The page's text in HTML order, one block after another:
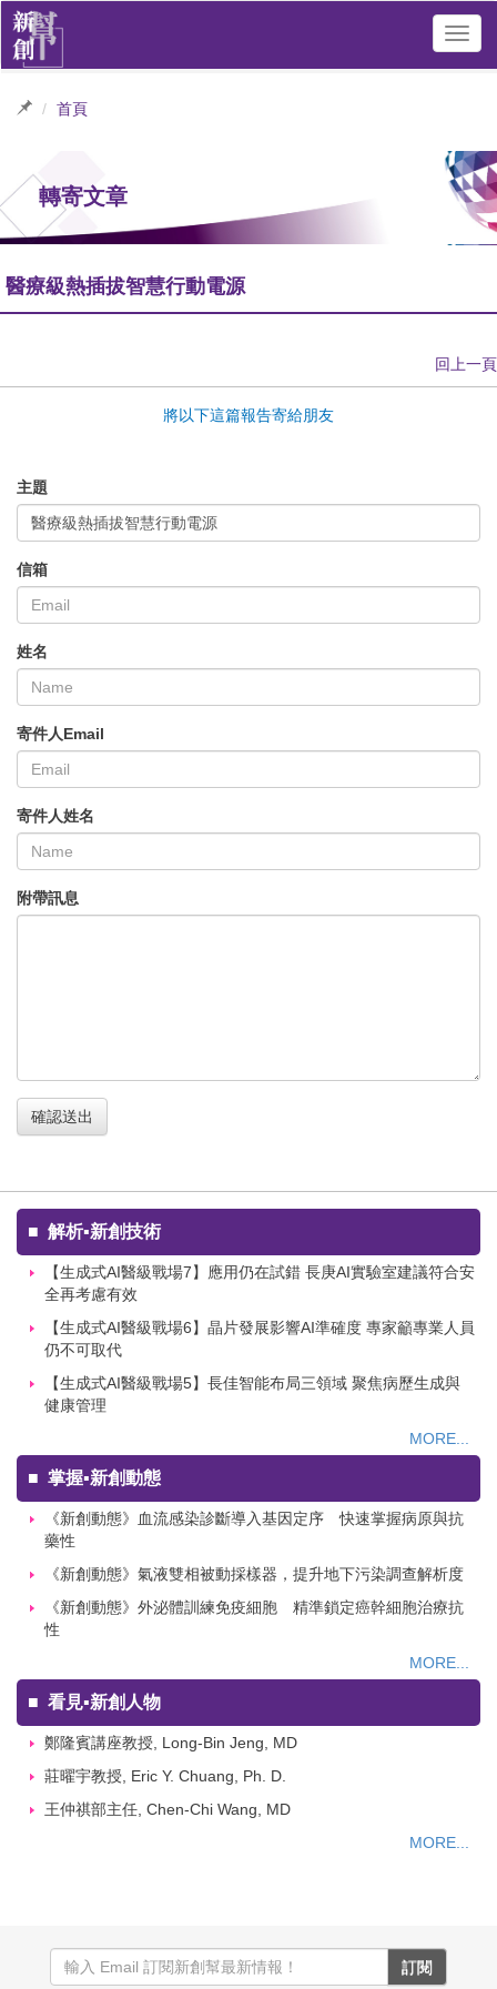
首頁
轉寄文章
醫療級熱插拔智慧行動電源
回上一頁
將以下這篇報告寄給朋友
主題
醫療級熱插拔智慧行動電源
信箱
姓名
寄件人Email
寄件人姓名
附帶訊息
確認送出
■ 解析▪新創技術
【生成式AI醫級戰場7】應用仍在試錯 長庚AI實驗室建議符合安
全再考慮有效
【生成式AI醫級戰場6】晶片發展影響AI準確度 專家籲專業人員
仍不可取代
【生成式AI醫級戰場5】長佳智能布局三領域 聚焦病歷生成與
健康管理
MORE...
■ 掌握▪新創動態
《新創動態》血流感染診斷導入基因定序 快速掌握病原與抗
藥性
《新創動態》氣液雙相被動採樣器，提升地下污染調查解析度
《新創動態》外泌體訓練免疫細胞 精準鎖定癌幹細胞治療抗
性
MORE...
■ 看見▪新創人物
鄭隆賓講座教授, Long-Bin Jeng, MD
莊曜宇教授, Eric Y. Chuang, Ph. D.
王仲祺部主任, Chen-Chi Wang, MD
MORE...
訂閱